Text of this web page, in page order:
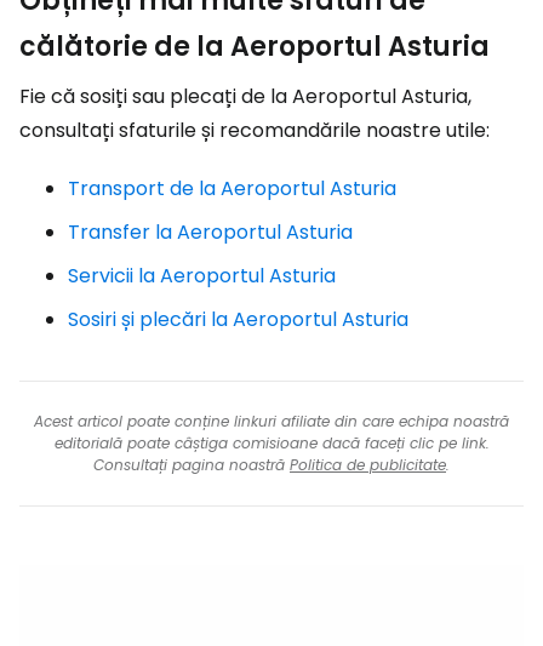
călătorie de la Aeroportul Asturia
Fie că sosiți sau plecați de la Aeroportul Asturia,
consultați sfaturile și recomandările noastre utile:
Transport de la Aeroportul Asturia
Transfer la Aeroportul Asturia
Servicii la Aeroportul Asturia
Sosiri și plecări la Aeroportul Asturia
Acest articol poate conține linkuri afiliate din care echipa noastră
editorială poate câștiga comisioane dacă faceți clic pe link.
Consultați pagina noastră Politica de publicitate.